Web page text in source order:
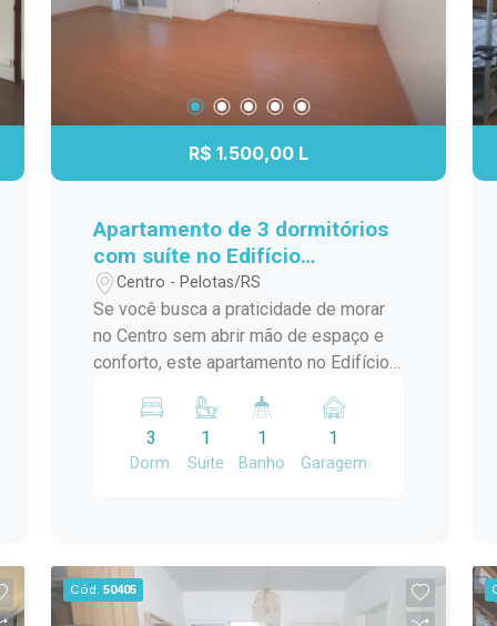
amplos, para quem deseja mais
privacidade entre os moradores ou até
com churrasqueira, ideal para reunir
especiais. Uma excelente oportunidade
para quem busca conforto, localização
privilegiada e um imóvel com múltiplas
possibilidades.
R$ 1.500,00 L
Apartamento de 3 dormitórios
com suíte no Edifício
Residencial Marechal de Ferro
- Centro - Pelotas
Centro - Pelotas/RS
Se você busca a praticidade de morar
no Centro sem abrir mão de espaço e
conforto, este apartamento no Edifício
excelente opção. Com ambientes
amplos, bem distribuídos e funcionais,
o imóvel oferece uma rotina mais
tradicional Avenida Marechal Floriano,
quase em frente ao Pop Center e
3
Dorm.
1
Suite
1
Banho
1
Garagem
Cód. 50405